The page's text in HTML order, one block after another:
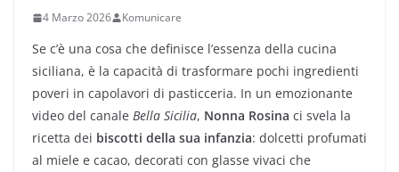
4 Marzo 2026 Komunicare
Se c’è una cosa che definisce l’essenza della cucina
siciliana, è la capacità di trasformare pochi ingredienti
poveri in capolavori di pasticceria. In un emozionante
video del canale Bella Sicilia, Nonna Rosina ci svela la
ricetta dei biscotti della sua infanzia: dolcetti profumati
al miele e cacao, decorati con glasse vivaci che